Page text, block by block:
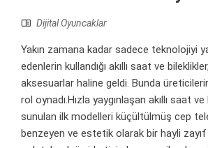
Dijital Oyuncaklar
Yakın zamana kadar sadece teknolojiyi
edenlerin kullandığı akıllı saat ve
aksesuarlar haline geldi. Bunda
rol oynadı.Hızla yaygınlaşan akıllı saat
sunulan ilk modelleri küçültülmüş cep
benzeyen ve estetik olarak bir hayli zayıf